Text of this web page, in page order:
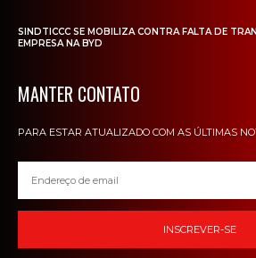
SINDTICCC SE MOBILIZA CONTRA FALTA DE
EMPRESA NA BYD
MANTER CONTATO
PARA ESTAR ATUALIZADO COM AS ÚLTIMAS
INSCREVER-SE